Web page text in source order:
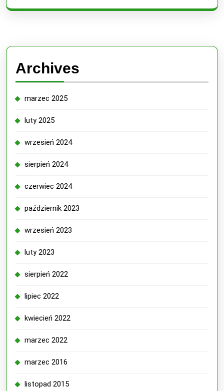
Archives
marzec 2025
luty 2025
wrzesień 2024
sierpień 2024
czerwiec 2024
październik 2023
wrzesień 2023
luty 2023
sierpień 2022
lipiec 2022
kwiecień 2022
marzec 2022
marzec 2016
listopad 2015